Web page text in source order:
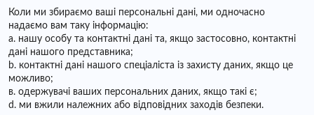
Коли ми збираємо ваші персональні дані, ми одночасно
надаємо вам таку інформацію:
a. нашу особу та контактні дані та, якщо застосовно, контактні
дані нашого представника;
b. контактні дані нашого спеціаліста із захисту даних, якщо це
можливо;
в. одержувачі ваших персональних даних, якщо такі є;
d. ми вжили належних або відповідних заходів безпеки.